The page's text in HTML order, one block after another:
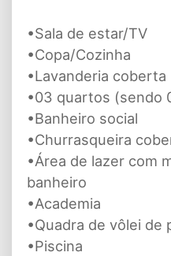
•Sala de estar/TV
•Copa/Cozinha
•Lavanderia coberta
•03 quartos (sendo
•Banheiro social
•Churrasqueira
•Área de lazer com
banheiro
•Academia
•Quadra de vôlei de
•Piscina